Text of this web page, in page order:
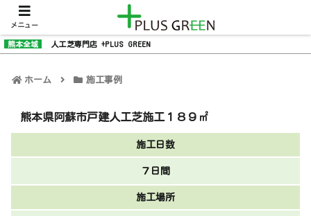
熊本全域 人工芝専門店 +PLUS GREEN
ホーム 施工事例
熊本県阿蘇市戸建人工芝施工１８９㎡
施工日数
７日間
施工場所
メニュー